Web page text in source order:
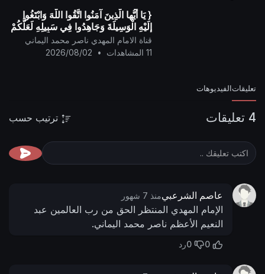
{ يَا أيُّها الَّذِينَ آمَنُوا اتَّقُوا اللَّهَ وَابْتَغُوا
إِلَيْهِ الْوَسِيلَةَ وَجَاهِدُوا فِي سَبِيلِهِ لَعَلَّكُمْ
تُفْلِحُونَ }
قناة الامام المهدي ناصر محمد اليماني
11 المشاهدات
•
2026/08/02
تعليقات الفيديوهات
4 تعليقات ترتيب حسب
عاصم الشرعبيمنذ 7 شهور
الإمام المهدي المنتظر الحق من رب العالمين عبد
النعيم الأعظم ناصر محمد اليماني.
0
0رد